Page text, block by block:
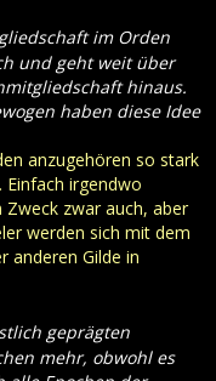
im Orden
und geht weit über
hinaus.
haben diese Idee
anzugehören so stark
irgendwo
zwar auch, aber
werden sich mit dem
anderen Gilde in
geprägten
mehr, obwohl es